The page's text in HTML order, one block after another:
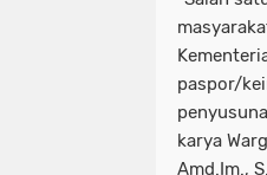
paspor/
karya
Amd.Im.,